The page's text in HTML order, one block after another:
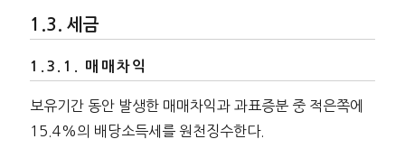
세금
매매차익
보유기간 동안 발생한 매매차익과 과표증분 중 적은쪽에
15.4%의 배당소득세를 원천징수한다.